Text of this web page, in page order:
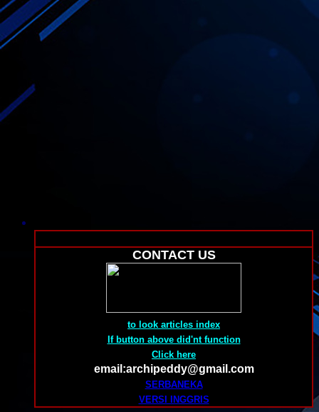
CONTACT US
to look articles index
If button above did'nt function
Click here
email:archipeddy@gmail.com
SERBANEKA
VERSI INGGRIS